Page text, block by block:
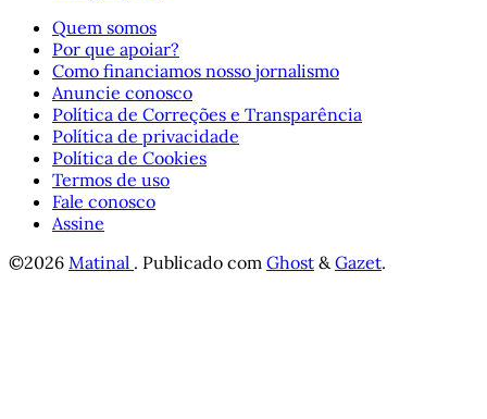
Quem somos
Por que apoiar?
Como financiamos nosso jornalismo
Anuncie conosco
Política de Correções e Transparência
Política de privacidade
Política de Cookies
Termos de uso
Fale conosco
Assine
©2026 Matinal . Publicado com Ghost & Gazet.